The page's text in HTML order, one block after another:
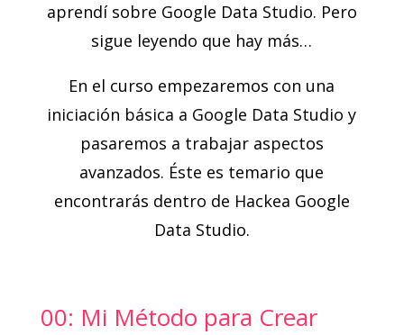
aprendí sobre Google Data Studio. Pero
sigue leyendo que hay más…
En el curso empezaremos con una
iniciación básica a Google Data Studio y
pasaremos a trabajar aspectos
avanzados. Éste es temario que
encontrarás dentro de Hackea Google
Data Studio.
00: Mi Método para Crear